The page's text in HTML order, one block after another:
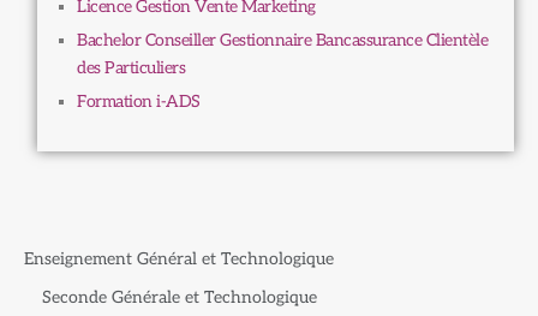
Licence Gestion Vente Marketing
Bachelor Conseiller Gestionnaire Bancassurance Clientèle
des Particuliers
Formation i-ADS
Enseignement Général et Technologique
Seconde Générale et Technologique